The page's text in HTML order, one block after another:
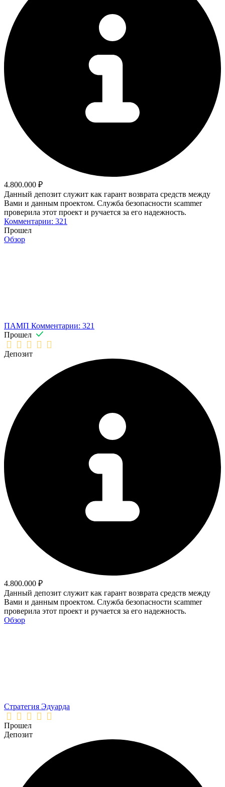
4.800.000 ₽
Данный депозит служит как гарант возврата средств между
Вами и данным проектом. Служба безопасности scammer
проверила этот проект и ручается за его надежность.
Комментарии: 321
Прошел
Обзор
ПАМП Комментарии: 321
Прошел
Депозит
4.800.000 ₽
Данный депозит служит как гарант возврата средств между
Вами и данным проектом. Служба безопасности scammer
проверила этот проект и ручается за его надежность.
Обзор
Стратегия Эдуарда
Прошел
Депозит